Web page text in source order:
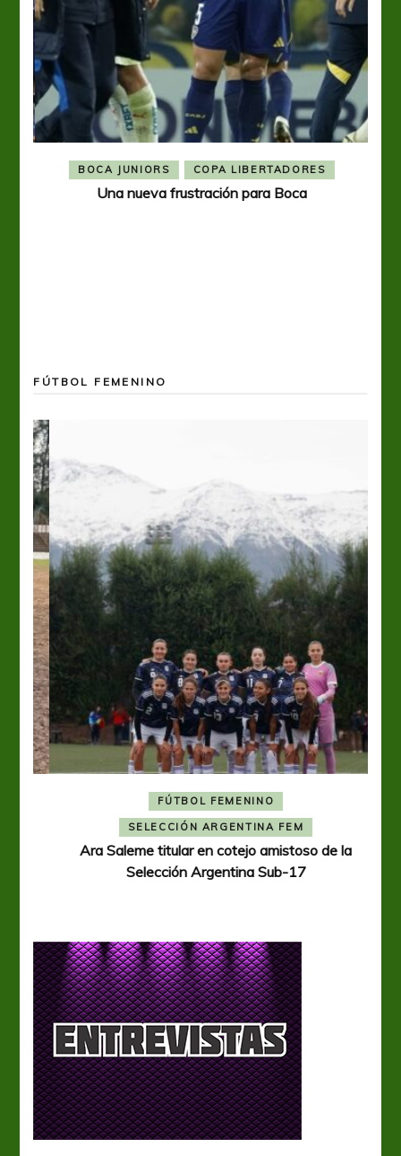
BOCA JUNIORS COPA LIBERTADORES
Una nueva frustración para Boca
FÚTBOL FEMENINO
FÚTBOL FEMENINO
SELECCIÓN ARGENTINA FEM
Ara Saleme titular en cotejo amistoso de la
Selección Argentina Sub-17